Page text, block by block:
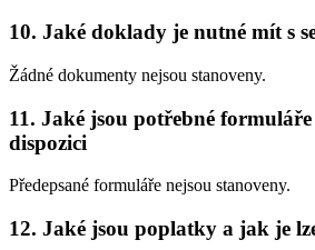
10. Jaké doklady je nutné mít s
Žádné dokumenty nejsou stanoveny.
11. Jaké jsou potřebné
dispozici
Předepsané formuláře nejsou stanoveny.
12. Jaké jsou poplatky a jak je